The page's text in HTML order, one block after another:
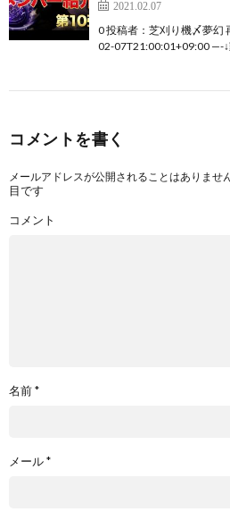
2021.02.07
0 投稿者：芝刈り機〆夢幻
02-07T21:00:01+09:00 —-
コメントを書く
メールアドレスが公開されることはありません
目です
コメント
名前*
メール*